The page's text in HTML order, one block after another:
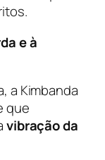
e à
a Kimbanda
que
vibração da